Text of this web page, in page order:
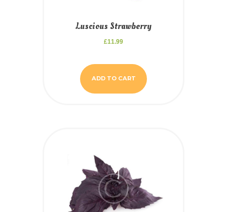
Luscious Strawberry
£11.99
ADD TO CART